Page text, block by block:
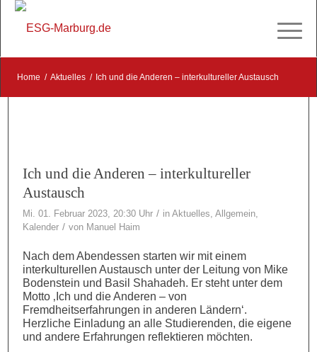
Home / Aktuelles / Ich und die Anderen – interkultureller Austausch
Ich und die Anderen – interkultureller
Austausch
Mi. 01. Februar 2023, 20:30 Uhr / inAktuelles,Allgemein,
Kalender / von Manuel Haim
Nach dem Abendessen starten wir mit einem
interkulturellen Austausch unter der Leitung von Mike
Bodenstein und Basil Shahadeh. Er steht unter dem
Motto ‚Ich und die Anderen – von
Fremdheitserfahrungen in anderen Ländern‘.
Herzliche Einladung an alle Studierenden, die eigene
und andere Erfahrungen reflektieren möchten.